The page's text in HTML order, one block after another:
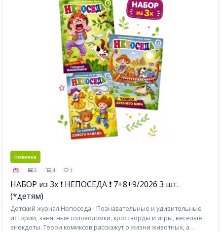
Новинка
5 4 1
НАБОР из 3х ❗ НЕПОСЕДА ❗ 7+8+9/2026 3 шт.
(*детям)
Детский журнал Непоседа - Познавательные и удивительные
истории, занятные головоломки, кроссворды и игры, веселые
анекдоты. Герои комиксов расскажут о жизни животных, а